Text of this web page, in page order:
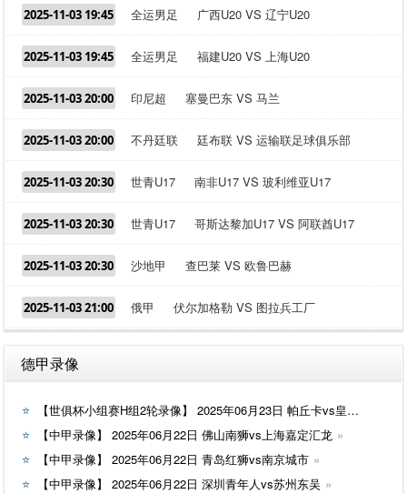
2025-11-03 19:45 全运男足 广西U20 VS 辽宁U20
2025-11-03 19:45 全运男足 福建U20 VS 上海U20
2025-11-03 20:00 印尼超 塞曼巴东 VS 马兰
2025-11-03 20:00 不丹廷联 廷布联 VS 运输联足球俱乐部
2025-11-03 20:30 世青U17 南非U17 VS 玻利维亚U17
2025-11-03 20:30 世青U17 哥斯达黎加U17 VS 阿联酋U17
2025-11-03 20:30 沙地甲 查巴莱 VS 欧鲁巴赫
2025-11-03 21:00 俄甲 伏尔加格勒 VS 图拉兵工厂
德甲录像
【世俱杯小组赛H组2轮录像】 2025年06月23日 帕丘卡vs皇家马德里
【中甲录像】 2025年06月22日 佛山南狮vs上海嘉定汇龙
【中甲录像】 2025年06月22日 青岛红狮vs南京城市
【中甲录像】 2025年06月22日 深圳青年人vs苏州东吴